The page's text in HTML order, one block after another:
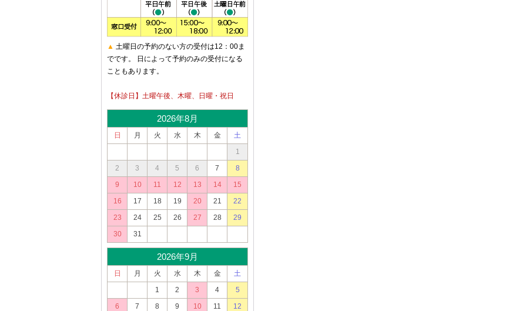
▲ 土曜日の予約のない方の受付は12：00ま
でです。 日によって予約のみの受付になる
こともあります。
【休診日】土曜午後、木曜、日曜・祝日
2026年8月
日 月 火 水 木 金
土
1
2
3 4 5 6 7
8
9
10 11 12 13 14
15
16
17 18 19 20 21
22
23
24 25 26 27 28
29
30
31
2026年9月
日 月 火 水 木 金
土
1
2 3 4
5
6
7 8 9 10 11
12